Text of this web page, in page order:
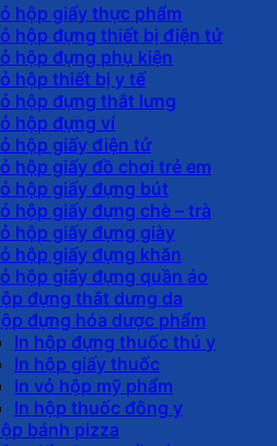
hộp giấy thực phẩm
hộp đựng thiết bị điện tử
hộp đựng phụ kiện
hộp thiết bị y tế
hộp đựng thắt lưng
hộp đựng ví
hộp giấy điện tử
hộp giấy đồ chơi trẻ em
hộp giấy đựng bút
hộp giấy đựng chè – trà
hộp giấy đựng giày
hộp giấy đựng khăn
hộp giấy đựng quần áo
đựng thắt dưng da
đựng hóa dược phẩm
In hộp đựng thuốc thú y
In hộp giấy thuốc
In vỏ hộp mỹ phẩm
In hộp thuốc đông y
bánh pizza